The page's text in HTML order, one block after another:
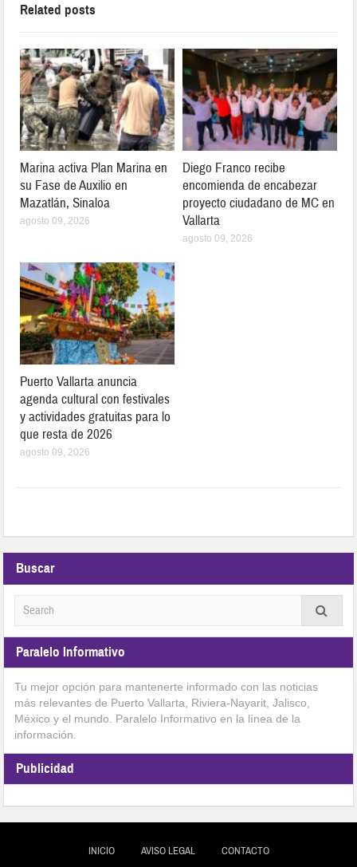
Related posts
Marina activa Plan Marina en
su Fase de Auxilio en
Mazatlán, Sinaloa
agosto 09, 2026
Diego Franco recibe
encomienda de encabezar
proyecto ciudadano de MC en
Vallarta
agosto 09, 2026
Puerto Vallarta anuncia
agenda cultural con festivales
y actividades gratuitas para lo
que resta de 2026
agosto 09, 2026
Buscar
Paralelo Informativo
Tu mejor opción para mantenerte informado con las noticias
más relevantes de Puerto Vallarta, Riviera-Nayarit, Jalisco,
México y el mundo. Paralelo Informativo en la línea de la
información.
Publicidad
INICIO AVISO LEGAL CONTACTO